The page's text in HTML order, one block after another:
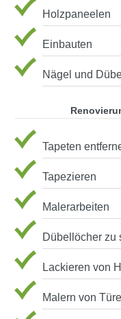
Holzpaneelen
Einbauten
Nägel und
Tapeten
Tapezieren
Malerarbeiten
Dübellöcher zu
Lackieren von
Malern von